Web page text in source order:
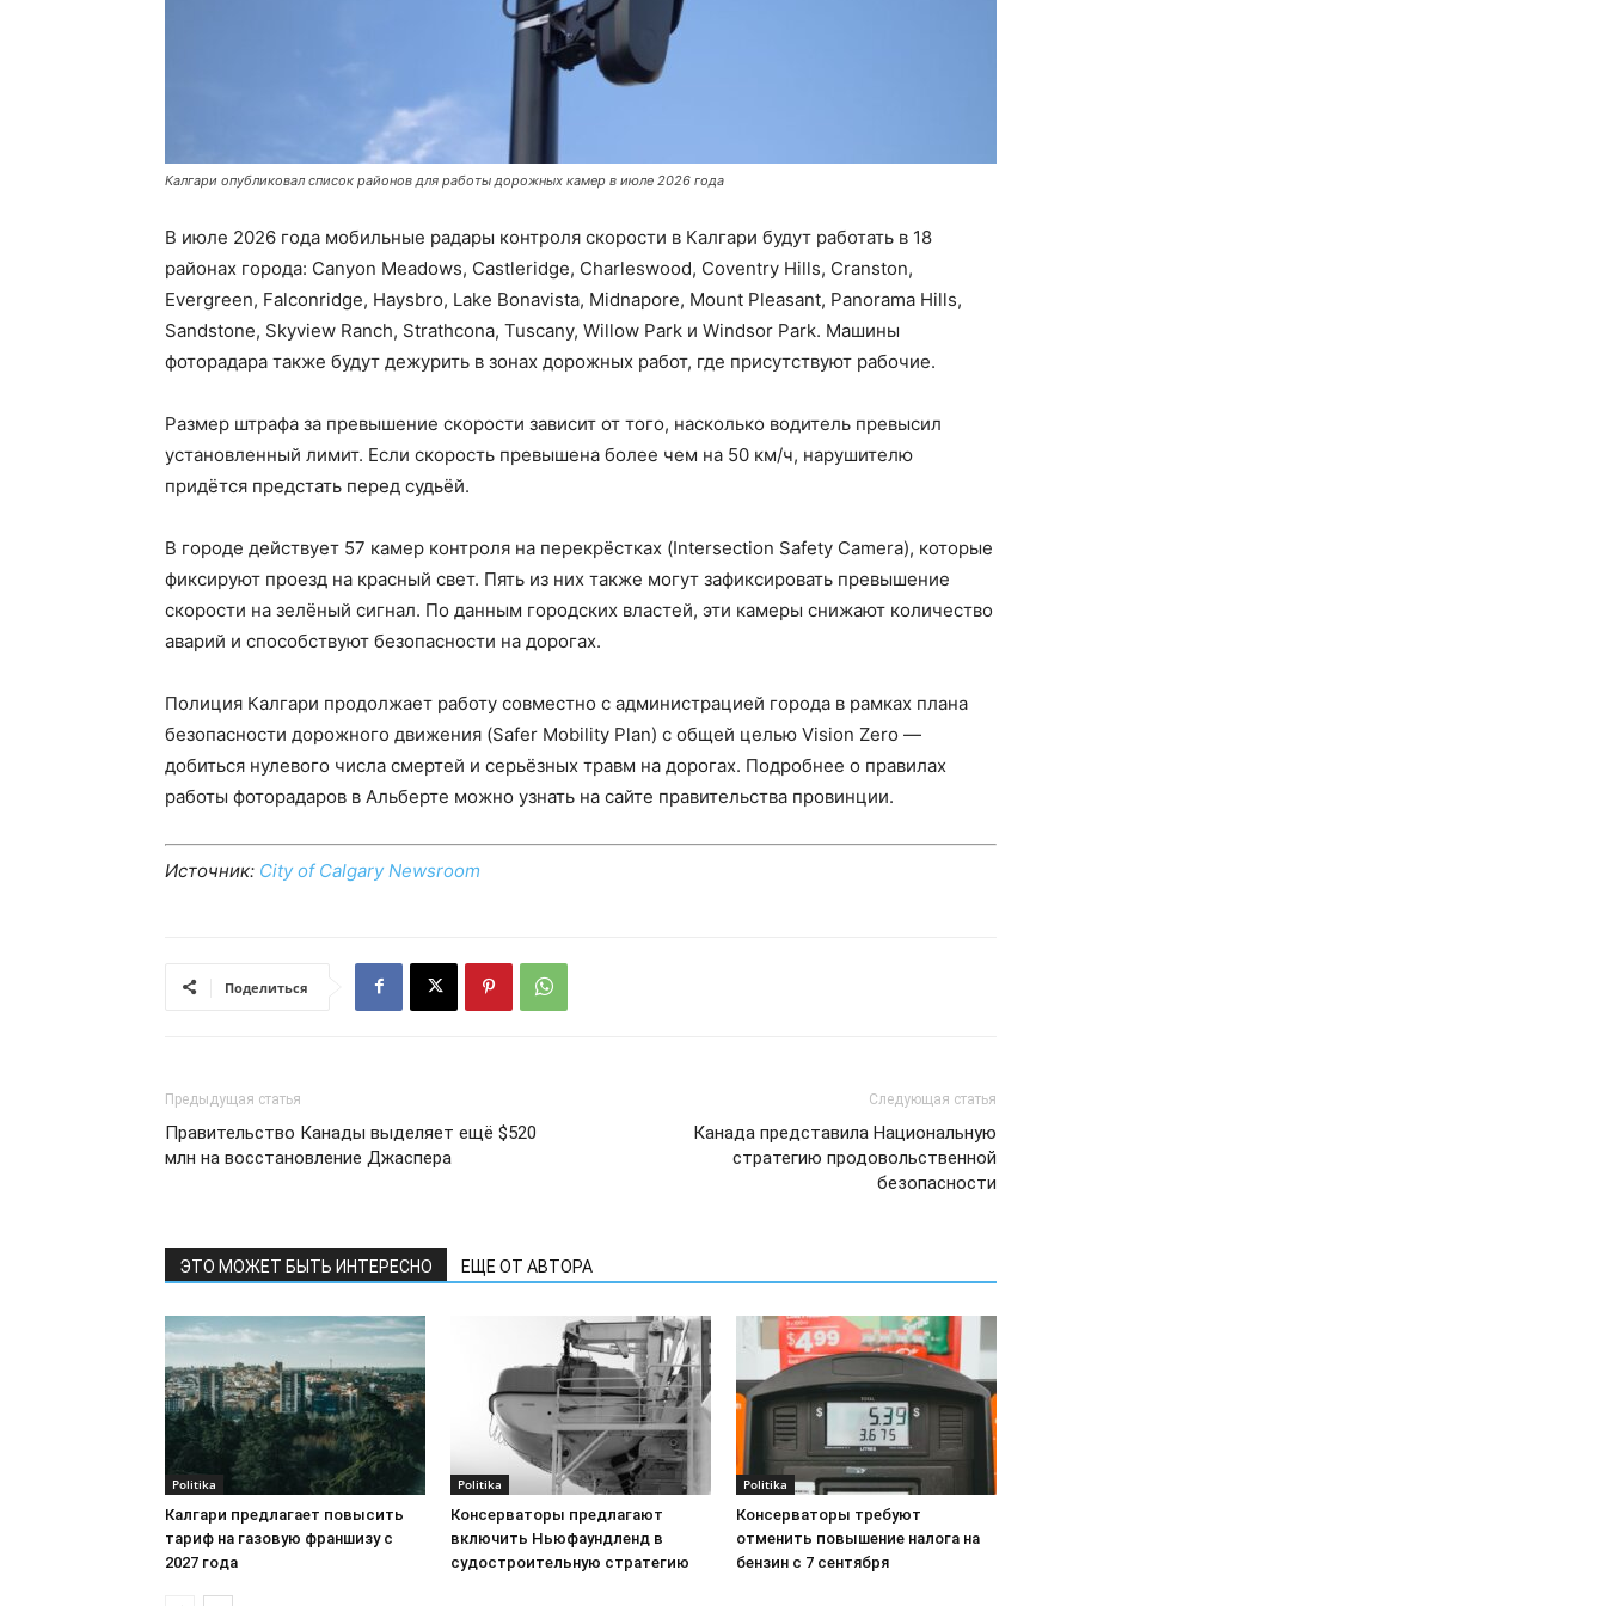
Калгари опубликовал список районов для работы дорожных камер в июле 2026 года
В июле 2026 года мобильные радары контроля скорости в Калгари будут работать в 18
районах города: Canyon Meadows, Castleridge, Charleswood, Coventry Hills, Cranston,
Evergreen, Falconridge, Haysbro, Lake Bonavista, Midnapore, Mount Pleasant, Panorama Hills,
Sandstone, Skyview Ranch, Strathcona, Tuscany, Willow Park и Windsor Park. Машины
фоторадара также будут дежурить в зонах дорожных работ, где присутствуют рабочие.
Размер штрафа за превышение скорости зависит от того, насколько водитель превысил
установленный лимит. Если скорость превышена более чем на 50 км/ч, нарушителю
придётся предстать перед судьёй.
В городе действует 57 камер контроля на перекрёстках (Intersection Safety Camera), которые
фиксируют проезд на красный свет. Пять из них также могут зафиксировать превышение
скорости на зелёный сигнал. По данным городских властей, эти камеры снижают количество
аварий и способствуют безопасности на дорогах.
Полиция Калгари продолжает работу совместно с администрацией города в рамках плана
безопасности дорожного движения (Safer Mobility Plan) с общей целью Vision Zero —
добиться нулевого числа смертей и серьёзных травм на дорогах. Подробнее о правилах
работы фоторадаров в Альберте можно узнать на сайте правительства провинции.
Источник: City of Calgary Newsroom
Поделиться
Предыдущая статья
Правительство Канады выделяет ещё $520
млн на восстановление Джаспера
Следующая статья
Канада представила Национальную
стратегию продовольственной
безопасности
ЭТО МОЖЕТ БЫТЬ ИНТЕРЕСНО ЕЩЕ ОТ АВТОРА
Politika
Калгари предлагает повысить
тариф на газовую франшизу с
2027 года
Politika
Консерваторы предлагают
включить Ньюфаундленд в
судостроительную стратегию
Politika
Консерваторы требуют
отменить повышение налога на
бензин с 7 сентября